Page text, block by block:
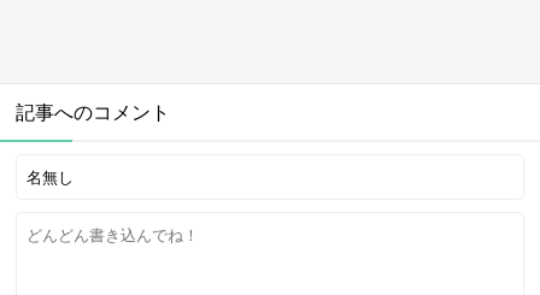
記事へのコメント